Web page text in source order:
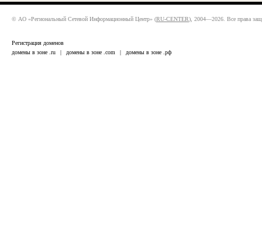
© АО «Региональный Сетевой Информационный Центр» (RU-CENTER), 2004—2026. Все права
Регистрация доменов
домены в зоне .ru
| домены в зоне .com | домены в зоне .рф